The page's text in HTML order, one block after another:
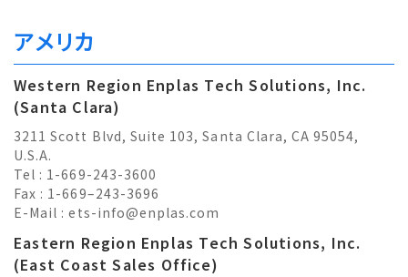
アメリカ
Western Region Enplas Tech Solutions, Inc.
(Santa Clara)
3211 Scott Blvd, Suite 103, Santa Clara, CA 95054,
U.S.A.
Tel : 1-669-243-3600
Fax : 1-669–243-3696
E-Mail :ets-info@enplas.com
Eastern Region Enplas Tech Solutions, Inc.
(East Coast Sales Office)